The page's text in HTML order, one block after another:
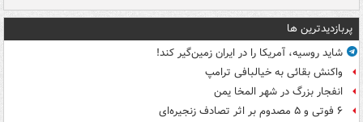
پربازدیدترین ها
شاید روسیه، آمریکا را در ایران زمین‌گیر کند!
واکنش بقائی به خیالبافی ترامپ
انفجار بزرگ در شهر المخا یمن
۶ فوتی و ۵ مصدوم بر اثر تصادف زنجیره‌ای